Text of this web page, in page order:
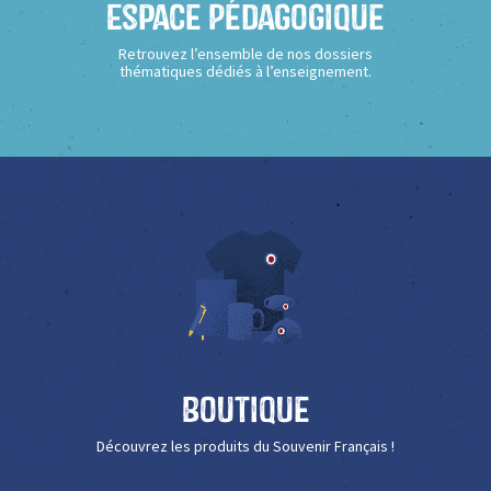
Espace Pédagogique
Retrouvez l’ensemble de nos dossiers
thématiques dédiés à l’enseignement.
Boutique
Découvrez les produits du Souvenir Français !